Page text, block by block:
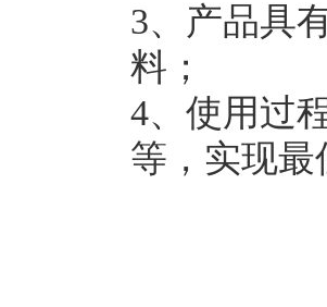
3、产品具
料；
4、使用过
等，实现最